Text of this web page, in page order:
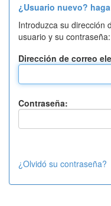
¿Usuario nuevo?
Introduzca su dirección
usuario y su contraseña:
Dirección de correo
Contraseña:
¿Olvidó su contraseña?